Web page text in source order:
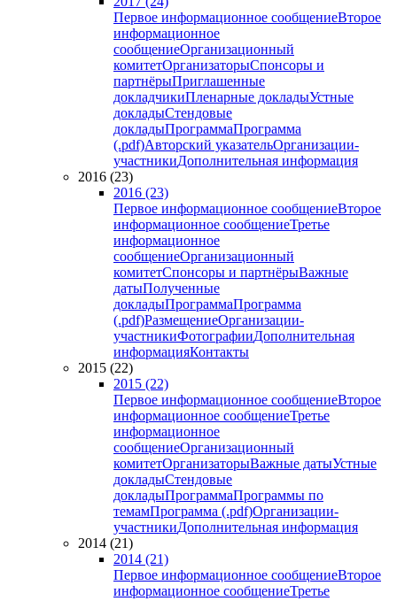
Первое информационное сообщениеВторое
информационное
сообщениеОрганизационный
комитетОрганизаторыСпонсоры и
партнёрыПриглашенные
докладчикиПленарные докладыУстные
докладыСтендовые
докладыПрограммаПрограмма
(.pdf)Авторский указательОрганизации-
участникиДополнительная информация
2016 (23)
2016 (23)
Первое информационное сообщениеВторое
информационное сообщениеТретье
информационное
сообщениеОрганизационный
комитетСпонсоры и партнёрыВажные
датыПолученные
докладыПрограммаПрограмма
(.pdf)РазмещениеОрганизации-
участникиФотографииДополнительная
информацияКонтакты
2015 (22)
2015 (22)
Первое информационное сообщениеВторое
информационное сообщениеТретье
информационное
сообщениеОрганизационный
комитетОрганизаторыВажные датыУстные
докладыСтендовые
докладыПрограммаПрограммы по
темамПрограмма (.pdf)Организации-
участникиДополнительная информация
2014 (21)
2014 (21)
Первое информационное сообщениеВторое
информационное сообщениеТретье